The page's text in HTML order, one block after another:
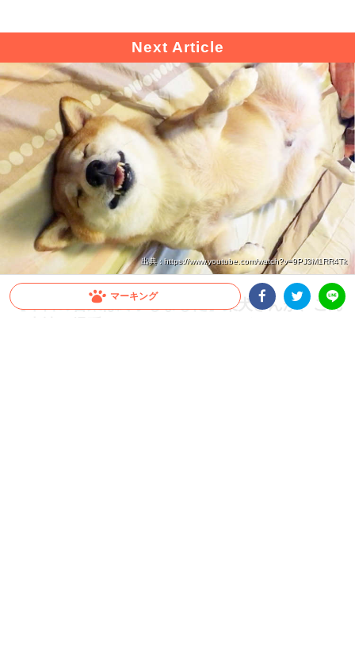
マーキング
出典 : https://www.youtube.com/watch?v=9PJ3M1RR4Tk
【本日の営業は終了しました】柴犬さんが、こん